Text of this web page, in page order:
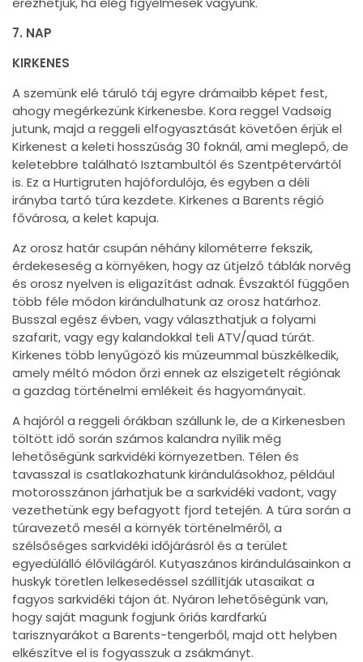
7. NAP
KIRKENES
A szemünk elé táruló táj egyre drámaibb képet fest,
ahogy megérkezünk Kirkenesbe. Kora reggel Vadsøig
jutunk, majd a reggeli elfogyasztását követően érjük el
Kirkenest a keleti hosszúság 30 foknál, ami meglepő, de
keletebbre található Isztambultól és Szentpétervártól
is. Ez a Hurtigruten hajófordulója, és egyben a déli
irányba tartó túra kezdete. Kirkenes a Barents régió
fővárosa, a kelet kapuja.
Az orosz határ csupán néhány kilométerre fekszik,
érdekeseség a környéken, hogy az útjelző táblák norvég
és orosz nyelven is eligazítást adnak. Évszaktól függően
több féle módon kirándulhatunk az orosz határhoz.
Busszal egész évben, vagy választhatjuk a folyami
szafarit, vagy egy kalandokkal teli ATV/quad túrát.
Kirkenes több lenyűgöző kis múzeummal büszkélkedik,
amely méltó módon őrzi ennek az elszigetelt régiónak
a gazdag történelmi emlékeit és hagyományait.
A hajóról a reggeli órákban szállunk le, de a Kirkenesben
töltött idő során számos kalandra nyílik még
lehetőségünk sarkvidéki környezetben. Télen és
tavasszal is csatlakozhatunk kirándulásokhoz, például
motorosszánon járhatjuk be a sarkvidéki vadont, vagy
vezethetünk egy befagyott fjord tetején. A túra során a
túravezető mesél a környék történelméről, a
szélsőséges sarkvidéki időjárásról és a terület
egyedülálló élővilágáról. Kutyaszános kirándulásainkon a
huskyk töretlen lelkesedéssel szállítják utasaikat a
fagyos sarkvidéki tájon át. Nyáron lehetőségünk van,
hogy saját magunk fogjunk óriás kardfarkú
tarisznyarákot a Barents-tengerből, majd ott helyben
elkészítve el is fogyasszuk a zsákmányt.